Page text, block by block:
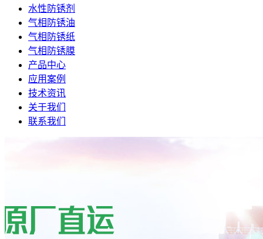
水性防锈剂
气相防锈油
气相防锈纸
气相防锈膜
产品中心
应用案例
技术资讯
关于我们
联系我们